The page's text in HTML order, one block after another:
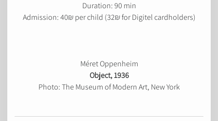
Duration: 90 min
Admission: 40₪ per child (32₪ for Digitel cardholders)
Méret Oppenheim
Object, 1936
Photo: The Museum of Modern Art, New York